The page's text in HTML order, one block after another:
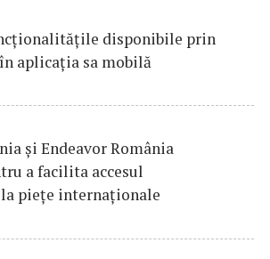
disponibile prin
aplicaţia sa mobilă
şi Endeavor România
a facilita accesul
pieţe internaţionale